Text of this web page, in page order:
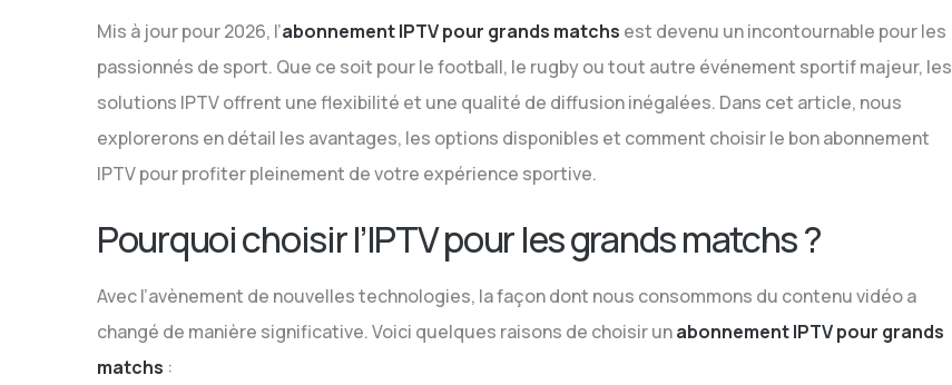
Mis à jour pour 2026, l’abonnement IPTV pour grands matchs est devenu un incontournable pour les
passionnés de sport. Que ce soit pour le football, le rugby ou tout autre événement sportif majeur, les
solutions IPTV offrent une flexibilité et une qualité de diffusion inégalées. Dans cet article, nous
explorerons en détail les avantages, les options disponibles et comment choisir le bon abonnement
IPTV pour profiter pleinement de votre expérience sportive.
Pourquoi choisir l’IPTV pour les grands matchs ?
Avec l’avènement de nouvelles technologies, la façon dont nous consommons du contenu vidéo a
changé de manière significative. Voici quelques raisons de choisir unabonnement IPTV pour grands
matchs :